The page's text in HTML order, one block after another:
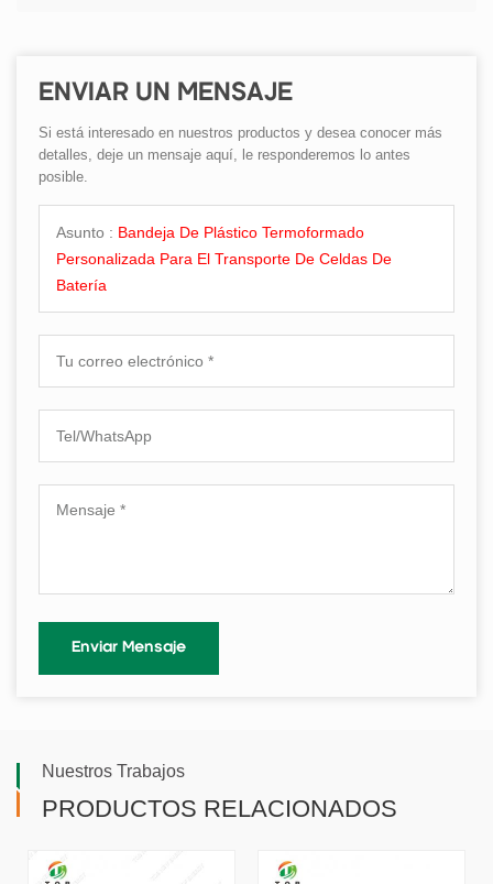
ENVIAR UN MENSAJE
Si está interesado en nuestros productos y desea conocer más
detalles, deje un mensaje aquí, le responderemos lo antes
posible.
Asunto : Bandeja De Plástico Termoformado
Personalizada Para El Transporte De Celdas De
Batería
Nuestros Trabajos
PRODUCTOS RELACIONADOS